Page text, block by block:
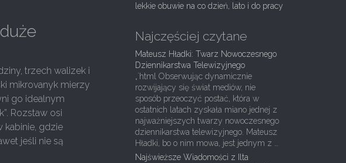
trzech walizek i
mikrovanyk mierzy
go idealnym
Rozstaw osi
gdzie
jeśli nie są
lekkie obuwie na co dzień, lato i do pracy
Najczęściej czytane
Mateusz Hładki: Twarz Nowoczesnego
Dziennikarstwa Telewizyjnego
„`html Obserwując dynamicznie
rozwijający się świat mediów, nie
sposób przeoczyć postać, która w
ostatnich latach zyskała miano jednej z
najważniejszych twarzy nowoczesnego
dziennikarstwa telewizyjnego. Mateusz
Hładki, bo o nim mowa, jest jednym z …
Najświeższe Wiadomości z Ilta